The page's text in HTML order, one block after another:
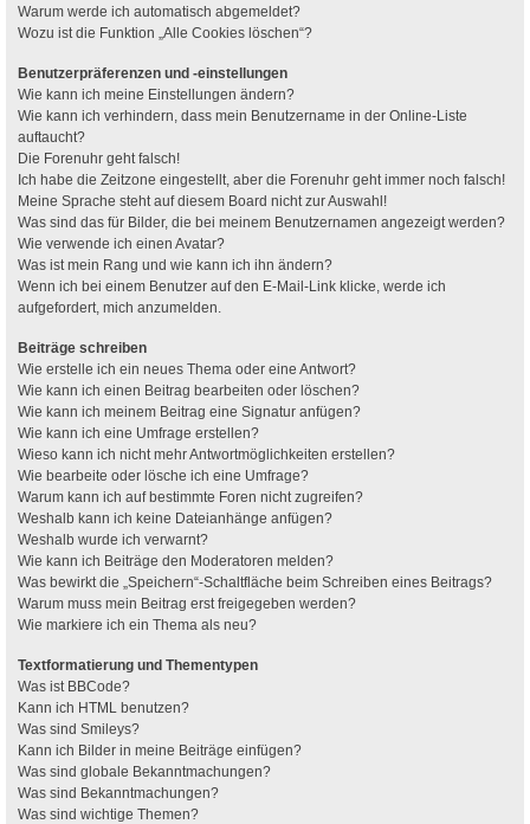
Warum werde ich automatisch abgemeldet?
Wozu ist die Funktion „Alle Cookies löschen“?
Benutzerpräferenzen und -einstellungen
Wie kann ich meine Einstellungen ändern?
Wie kann ich verhindern, dass mein Benutzername in der Online-Liste
auftaucht?
Die Forenuhr geht falsch!
Ich habe die Zeitzone eingestellt, aber die Forenuhr geht immer noch falsch!
Meine Sprache steht auf diesem Board nicht zur Auswahl!
Was sind das für Bilder, die bei meinem Benutzernamen angezeigt werden?
Wie verwende ich einen Avatar?
Was ist mein Rang und wie kann ich ihn ändern?
Wenn ich bei einem Benutzer auf den E-Mail-Link klicke, werde ich
aufgefordert, mich anzumelden.
Beiträge schreiben
Wie erstelle ich ein neues Thema oder eine Antwort?
Wie kann ich einen Beitrag bearbeiten oder löschen?
Wie kann ich meinem Beitrag eine Signatur anfügen?
Wie kann ich eine Umfrage erstellen?
Wieso kann ich nicht mehr Antwortmöglichkeiten erstellen?
Wie bearbeite oder lösche ich eine Umfrage?
Warum kann ich auf bestimmte Foren nicht zugreifen?
Weshalb kann ich keine Dateianhänge anfügen?
Weshalb wurde ich verwarnt?
Wie kann ich Beiträge den Moderatoren melden?
Was bewirkt die „Speichern“-Schaltfläche beim Schreiben eines Beitrags?
Warum muss mein Beitrag erst freigegeben werden?
Wie markiere ich ein Thema als neu?
Textformatierung und Thementypen
Was ist BBCode?
Kann ich HTML benutzen?
Was sind Smileys?
Kann ich Bilder in meine Beiträge einfügen?
Was sind globale Bekanntmachungen?
Was sind Bekanntmachungen?
Was sind wichtige Themen?